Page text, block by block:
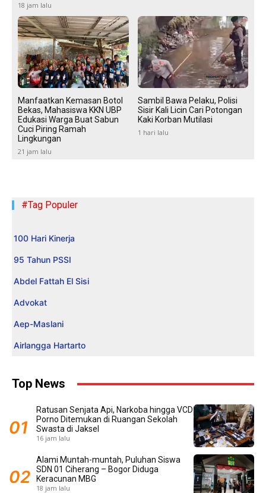
18 jam lalu
Manfaatkan Kemasan Botol
Bekas, Mahasiswa KKN UBP
Edukasi Warga Buat Sabun
Cuci Piring Ramah
Lingkungan
21 jam lalu
Sambil Bawa Pelaku, Polisi
Sisir Kali Licin Cari Potongan
Kaki Korban Mutilasi
1 hari lalu
#Tag Populer
100 Hari Kinerja
95 Tahun PSSI
Abdel Fattah El Sisi
Advokat
Aep-Maslani
Airlangga Hartarto
Top News
Ratusan Senjata Api, Narkoba hingga VCD
Porno Ditemukan di Ruangan Sekolah
Swasta di Jaksel
16 jam lalu
Alami Muntah-muntah, Puluhan Siswa
SDN 01 Ciherang – Bogor Diduga
Keracunan MBG
18 jam lalu